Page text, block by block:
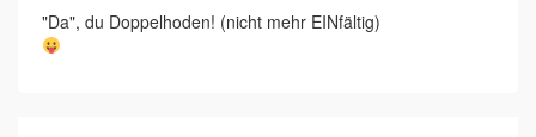
"Da", du Doppelhoden! (nicht mehr EINfältig)